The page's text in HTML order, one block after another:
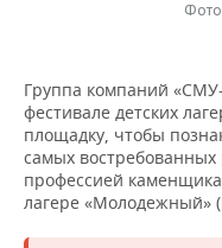
ONLINE-
ВОЛЕЙБОЛ
КИБЕРСПОРТ
ФИГУРНОЕ КАТАНИЕ
ИСТОРИЯ
КУЛЬТУРА
МЕДИЦИНА
СПИСОК ПЕРСОН
СПИСОК КОМПАНИЙ
ПОЛНАЯ ВЕРСИЯ
Группа компаний
фестивале детских
площадку, чтобы
самых
профессией
лагере «Молодежный»